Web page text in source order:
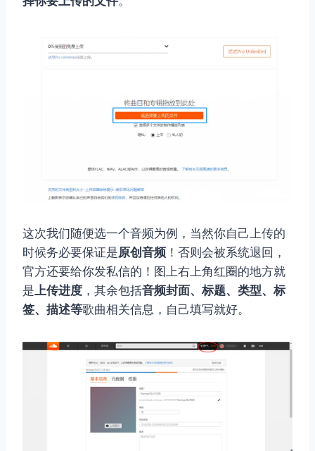
这次我们随便选一个音频为例，当然你自己上传的
时候务必要保证是原创音频 ！否则会被系统退回，
官方还要给你发私信的！图上右上角红圈的地方就
是 上传进度 ，其余包括音频封面、标题、类型、标
签、描述等歌曲相关信息，自己填写就好。